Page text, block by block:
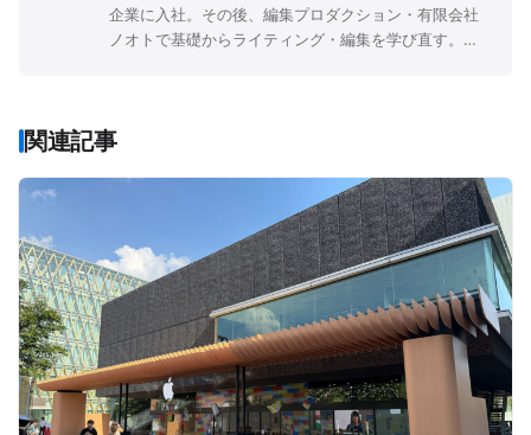
企業に入社。その後、編集プロダクション・有限会社
ノオトで基礎からライティング・編集を学び直す。現
ィスカヴァー携書）。
関連記事